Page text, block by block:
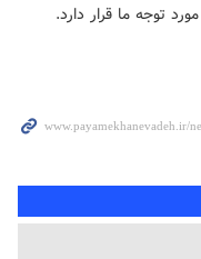
توجه ما قرار دارد.